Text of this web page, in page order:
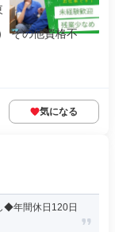
その他資格不
気になる
◆年間休日120日